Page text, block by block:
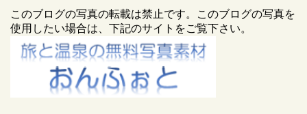
このブログの写真の転載は禁止です。このブログの写真を
使用したい場合は、下記のサイトをご覧下さい。